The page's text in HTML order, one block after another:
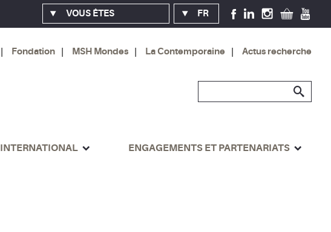
VOUS ÊTES FR
Fondation MSH Mondes La Contemporaine Actus recherche
INTERNATIONAL ENGAGEMENTS ET PARTENARIATS